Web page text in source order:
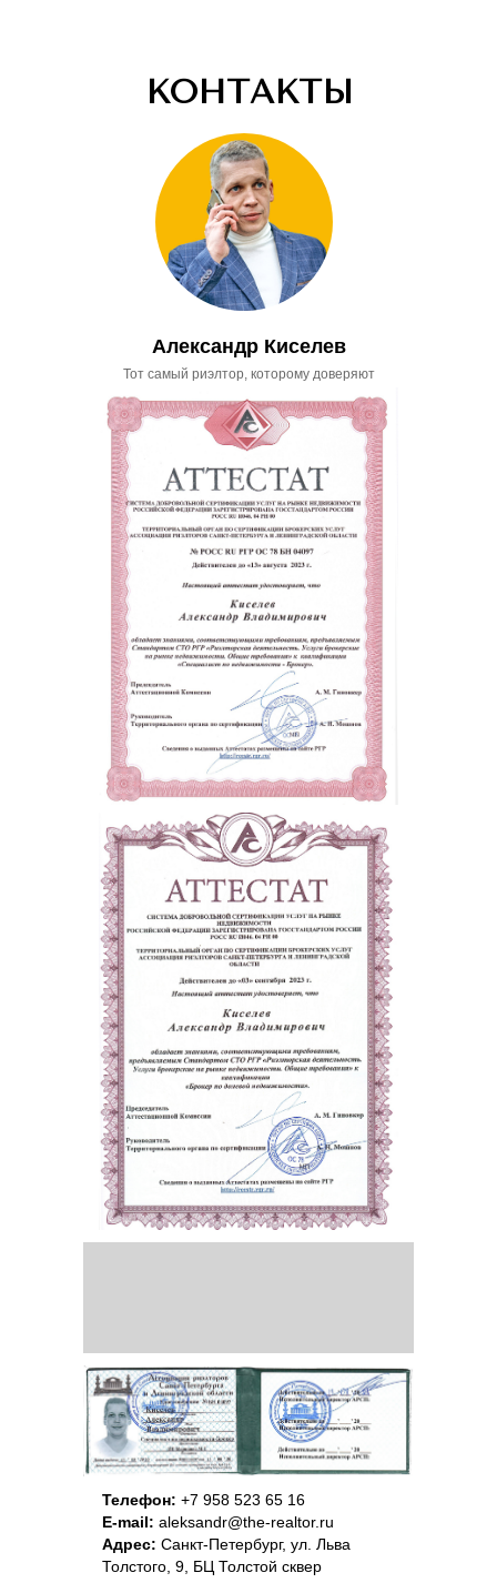
Александр Киселев
Телефон: +7 958 523 65 16
E-mail: aleksandr@the-realtor.ru
Адрес: Санкт-Петербург, ул. Льва
Толстого, 9, БЦ Толстой сквер
КОНТАКТЫ
Тот самый риэлтор, которому доверяют